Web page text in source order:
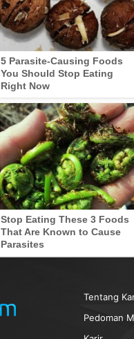
5 Parasite-Causing Foods
You Should Stop Eating
Right Now
Stop Eating These 3 Foods
That Are Known to Cause
Parasites
Tentang
Pedoman